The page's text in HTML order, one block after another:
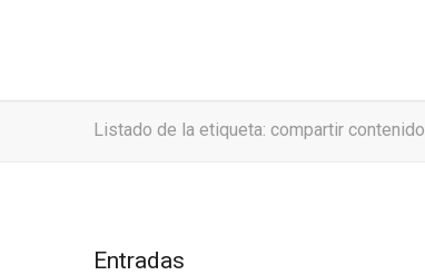
Listado de la etiqueta: compartir contenido
Entradas